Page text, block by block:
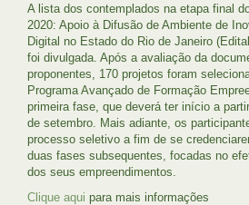
A lista dos contemplados na etapa final
2020: Apoio à Difusão de Ambiente de
Digital no Estado do Rio de Janeiro
foi divulgada. Após a avaliação da
proponentes, 170 projetos foram
Programa Avançado de Formação
primeira fase, que deverá ter início a
de setembro. Mais adiante, os
processo seletivo a fim de se
duas fases subsequentes, focadas no
dos seus empreendimentos.
Clique aqui para mais informações